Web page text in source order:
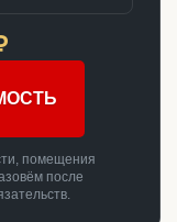
помещения
после